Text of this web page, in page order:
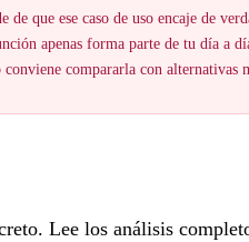
de que ese caso de uso encaje de
apenas forma parte de tu día a
conviene compararla con alternativas
Lee los análisis